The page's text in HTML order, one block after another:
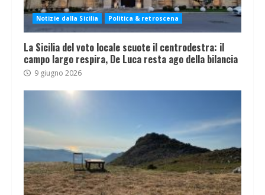
Notizie dalla Sicilia Politica & retroscena
La Sicilia del voto locale scuote il centrodestra: il
campo largo respira, De Luca resta ago della bilancia
9 giugno 2026